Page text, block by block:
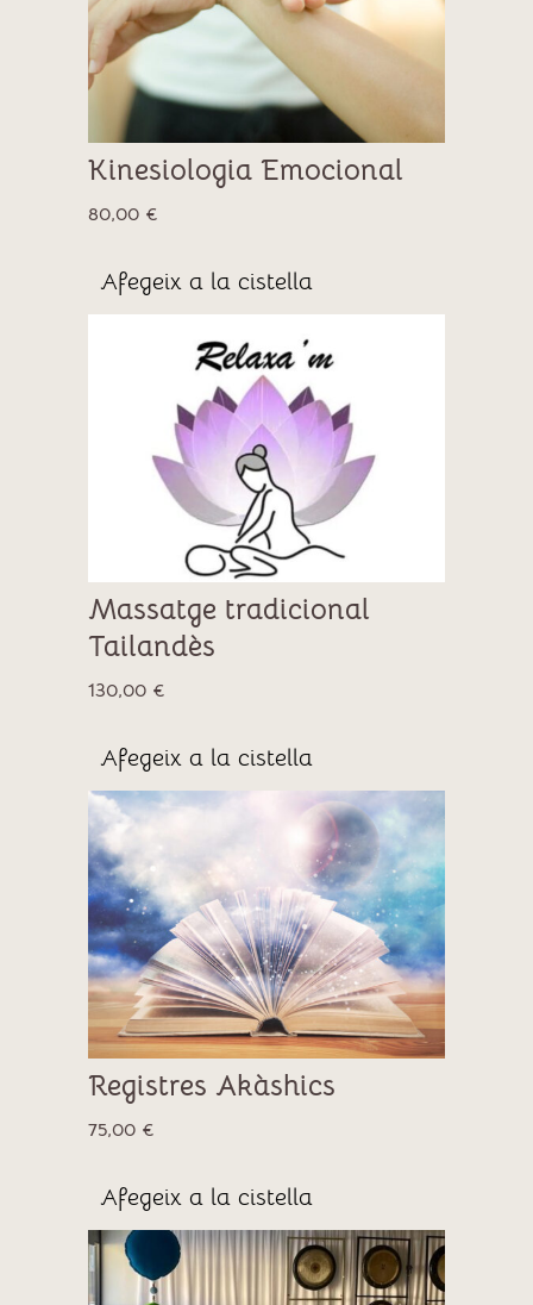
Kinesiologia Emocional
80,00 €
Afegeix a la cistella
Massatge tradicional
Tailandès
130,00 €
Afegeix a la cistella
Registres Akàshics
75,00 €
Afegeix a la cistella